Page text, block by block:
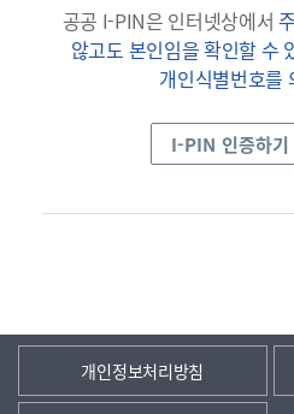
공공 I-PIN은 인터넷상에서
않고도 본인임을 확인할 수
개인식별번호를
I-PIN 인증하기
개인정보처리방침